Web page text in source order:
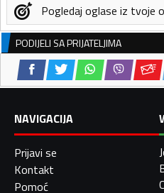
Pogledaj oglase iz tvoje
PODIJELI SA PRIJATELJIMA
NAVIGACIJA
Prijavi se
Kontakt
Pomoć